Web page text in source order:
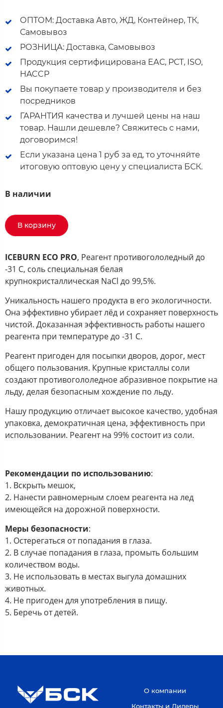
ОПТОМ: Доставка Авто, ЖД, Контейнер, ТК,
Самовывоз
РОЗНИЦА: Доставка, Самовывоз
Продукция сертифицирована ЕАС, РСТ, ISO,
HACCP
Вы покупаете товар у производителя и без
посредников
ГАРАНТИЯ качества и лучшей цены на наш
товар. Нашли дешевле? Свяжитесь с нами,
договоримся!
Если указана цена 1 руб за ед, то уточняйте
итоговую оптовую цену у специалиста БСК.
В наличии
В корзину
ICEBURN ECO PRO, Реагент противогололедный до
-31 С, соль специальная белая
крупнокристаллическая NaCl до 99,5%.
Уникальность нашего продукта в его экологичности.
Она эффективно убирает лёд и сохраняет поверхность
чистой. Доказанная эффективность работы нашего
реагента при температуре до -31 С.
Реагент пригоден для посыпки дворов, дорог, мест
общего пользования. Крупные кристаллы соли
создают противогололедное абразивное покрытие на
льду, делая безопасным хождение по льду.
Нашу продукцию отличает высокое качество, удобная
упаковка, демократичная цена, эффективность при
использовании. Реагент на 99% состоит из соли.
Рекомендации по использованию:
1. Вскрыть мешок,
2. Нанести равномерным слоем реагента на лед
имеющейся на дорожной поверхности.
Меры безопасности:
1. Остерегаться от попадания в глаза.
2. В случае попадания в глаза, промыть большим
количеством воды.
3. Не использовать в местах выгула домашних
животных.
4. Не пригоден для употребления в пищу.
5. Беречь от детей.
О компании
Контакты и Дилеры